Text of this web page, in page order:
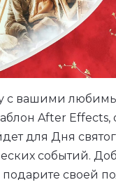
с вашими
After
для Дня
событий.
своей